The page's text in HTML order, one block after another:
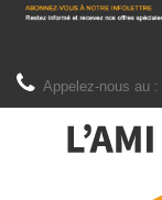
Appelez-nous au :